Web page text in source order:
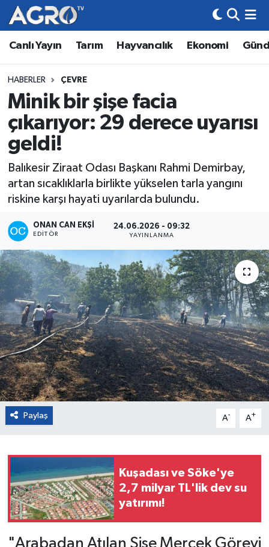
Canlı Yayın Tarım Hayvancılık Ekonomi
HABERLER ÇEVRE
Minik bir şişe facia
çıkarıyor: 29 derece uyarısı
geldi!
Balıkesir Ziraat Odası Başkanı Rahmi Demirbay,
artan sıcaklıklarla birlikte yükselen tarla yangını
riskine karşı hayati uyarılarda bulundu.
ONAN CAN EKŞI
EDITÖR
24.06.2026 - 09:32
YAYINLANMA
Paylaş A- A+
Kuşadası ve Söke'ye
2,7 milyar TL'lik dev su
yatırımı!
"Arabadan Atılan Şişe Mercek Görevi
Hava Durumu
Trafik Durumu
Süper Lig Puan Durumu ve Fikstür
Tüm Manşetler
Son Dakika Haberleri
Haber Arşivi